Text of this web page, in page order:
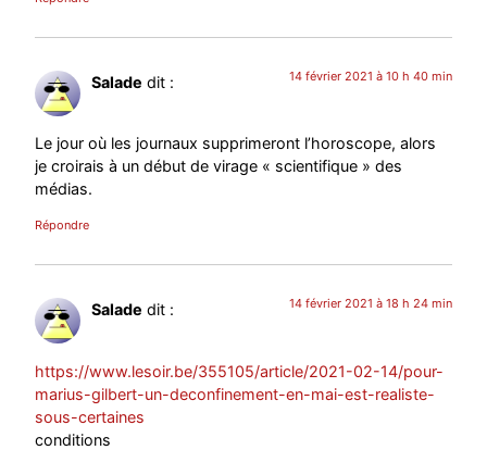
Salade dit : 14 février 2021 à 10 h 40 min
Le jour où les journaux supprimeront l’horoscope, alors
je croirais à un début de virage « scientifique » des
médias.
Répondre
Salade dit : 14 février 2021 à 18 h 24 min
https://www.lesoir.be/355105/article/2021-02-14/pour-
marius-gilbert-un-deconfinement-en-mai-est-realiste-
sous-certaines
conditions